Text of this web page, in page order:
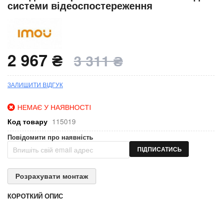
початку
системи відеоспостереження
2 967 ₴ 3 311 ₴
ЗАЛИШИТИ ВІДГУК
НЕМАЄ У НАЯВНОСТІ
Код товару 115019
Повідомити про наявність
ПІДПИСАТИСЬ
Розрахувати монтаж
КОРОТКИЙ ОПИС